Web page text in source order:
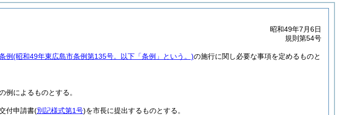
昭和49年7月6日
規則第54号
例(昭和49年東広島市条例第135号。以下「条例」という。)の施行に関し必要な事項を定めるものと
例によるものとする。
付申請書(別記様式第1号)を市長に提出するものとする。